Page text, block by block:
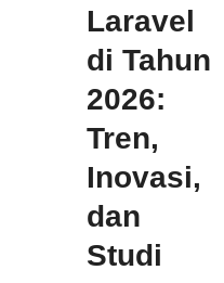
Laravel
di Tahun
2026:
Tren,
Inovasi,
dan
Studi